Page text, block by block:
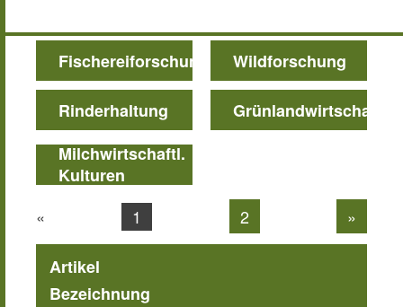
Fischereiforschung Wildforschung
Rinderhaltung
Grünlandwirtschaft
Milchwirtschaftl.
Kulturen
«
1 2 »
Artikel
Bezeichnung